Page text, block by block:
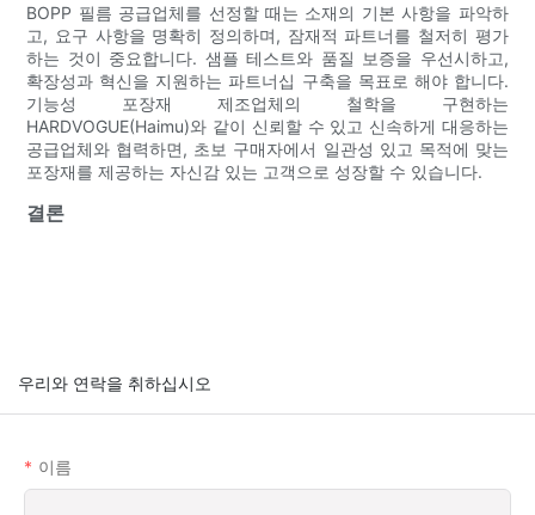
BOPP 필름 공급업체를 선정할 때는 소재의 기본 사항을 파악하
고, 요구 사항을 명확히 정의하며, 잠재적 파트너를 철저히 평가
하는 것이 중요합니다. 샘플 테스트와 품질 보증을 우선시하고,
확장성과 혁신을 지원하는 파트너십 구축을 목표로 해야 합니다.
기능성 포장재 제조업체의 철학을 구현하는
HARDVOGUE(Haimu)와 같이 신뢰할 수 있고 신속하게 대응하는
공급업체와 협력하면, 초보 구매자에서 일관성 있고 목적에 맞는
포장재를 제공하는 자신감 있는 고객으로 성장할 수 있습니다.
결론
우리와 연락을 취하십시오
이름